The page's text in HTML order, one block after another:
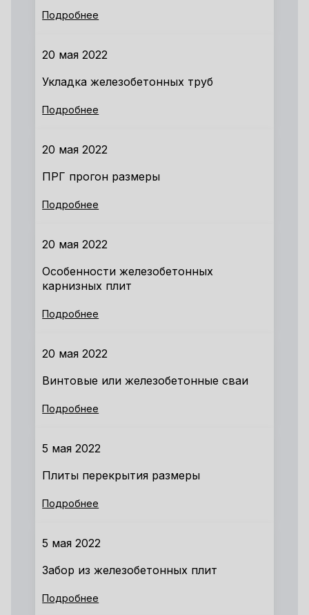
Подробнее
20 мая 2022
Укладка железобетонных труб
Подробнее
20 мая 2022
ПРГ прогон размеры
Подробнее
20 мая 2022
Особенности железобетонных
карнизных плит
Подробнее
20 мая 2022
Винтовые или железобетонные сваи
Подробнее
5 мая 2022
Плиты перекрытия размеры
Подробнее
5 мая 2022
Забор из железобетонных плит
Подробнее